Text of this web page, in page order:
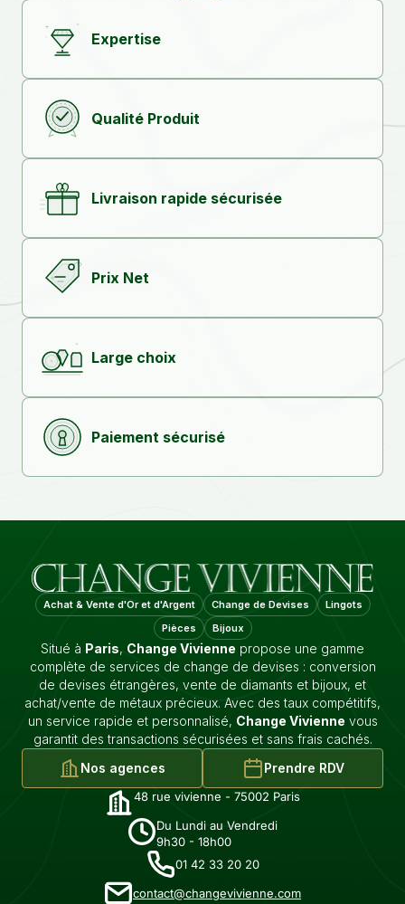
Expertise
Qualité Produit
Livraison rapide sécurisée
Prix Net
Large choix
Paiement sécurisé
Achat & Vente d'Or et d'Argent Change de Devises
Lingots
Pièces
Bijoux
Situé à Paris, Change Vivienne propose une gamme
complète de services de change de devises : conversion
de devises étrangères, vente de diamants et bijoux, et
achat/vente de métaux précieux. Avec des taux compétitifs,
un service rapide et personnalisé, Change Vivienne vous
garantit des transactions sécurisées et sans frais cachés.
Nos agences
Prendre RDV
48 rue vivienne - 75002 Paris
Du Lundi au Vendredi
9h30 - 18h00
01 42 33 20 20
contact@changevivienne.com